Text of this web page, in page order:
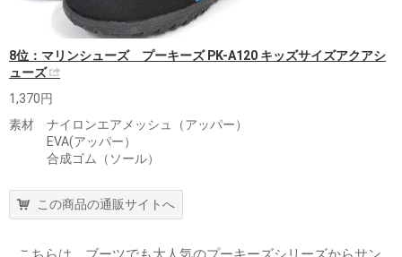
8位：マリンシューズ プーキーズ PK-A120 キッズサイズアクアシ
ューズ
1,370円
素材 ナイロンエアメッシュ（アッパー）
EVA(アッパー）
合成ゴム（ソール）
この商品の通販サイトへ